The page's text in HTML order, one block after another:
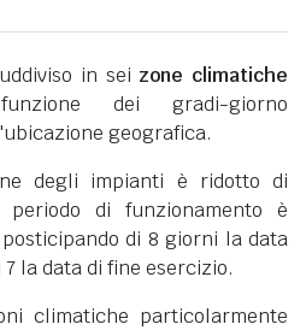
in sei zone climatiche
dei gradi-giorno
geografica.
degli impianti è ridotto di
di funzionamento è
di 8 giorni la data
la data di fine esercizio.
climatiche particolarmente